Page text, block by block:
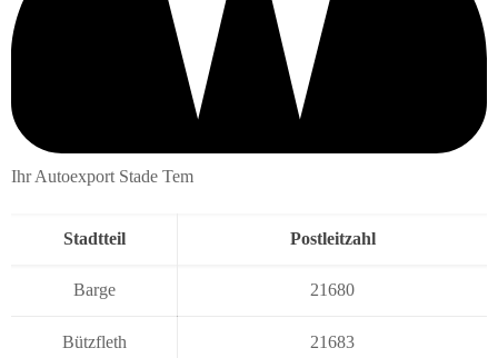
Ihr Autoexport Stade Tem
Stadtteil Postleitzahl
Barge 21680
Bützfleth 21683